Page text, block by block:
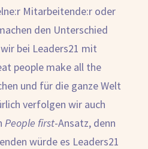
Mitarbeitende:r oder
den Unterschied
bei Leaders21 mit
people make all the
und für die ganze Welt
verfolgen wir auch
People first-Ansatz, denn
würde es Leaders21